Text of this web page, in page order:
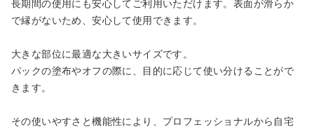
長期間の使用にも安心してご利用いただけます。表面が滑らか
で縁がないため、安心して使用できます。
大きな部位に最適な大きいサイズです。
パックの塗布やオフの際に、目的に応じて使い分けることがで
きます。
その使いやすさと機能性により、プロフェッショナルから自宅